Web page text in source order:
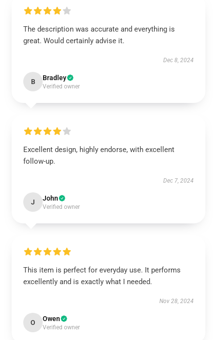
The description was accurate and everything is
great. Would certainly advise it.
Dec 8, 2024
B Bradley
Verified owner
Excellent design, highly endorse, with excellent
follow-up.
Dec 7, 2024
J John
Verified owner
This item is perfect for everyday use. It performs
excellently and is exactly what I needed.
Nov 28, 2024
O Owen
Verified owner